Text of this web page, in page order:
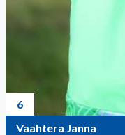
6
Vaahtera Janna